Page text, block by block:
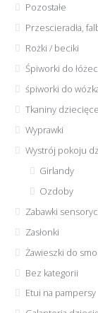
Pozostałe
Przescieradła,
Rożki / beciki
Śpiworki do
śpiworki do
Tkaniny dziecięce
Wyprawki
Wystrój pokoju
Girlandy
Ozdoby
Zabawki
Zasłonki
Żawieszki do
Bez kategorii
Etui na pampersy